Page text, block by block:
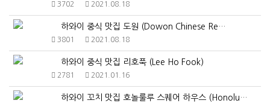
3702 2021.08.18
하와이 중식 맛집 도원 (Dowon Chinese Re…
3801 2021.08.18
하와이 중식 맛집 리호푹 (Lee Ho Fook)
2781 2021.01.16
하와이 꼬치 맛집 호놀룰루 스퀘어 하우스 (Honolu…